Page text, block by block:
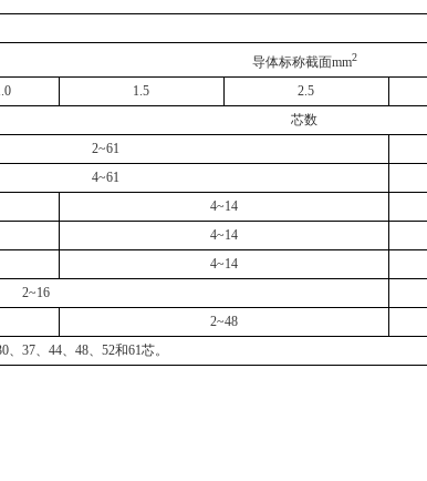
导体标称截面mm2
1.5 2.5
芯数
2~61
4~61
4~14
4~14
4~14
2~16
2~48
37、44、48、52和61芯。